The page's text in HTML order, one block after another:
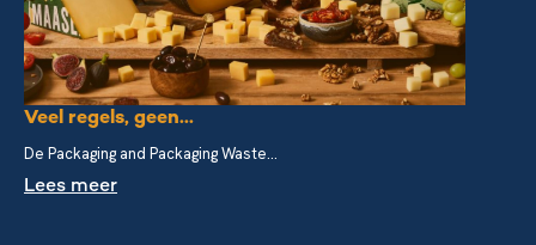
Veel regels, geen...
De Packaging and Packaging Waste...
Lees meer